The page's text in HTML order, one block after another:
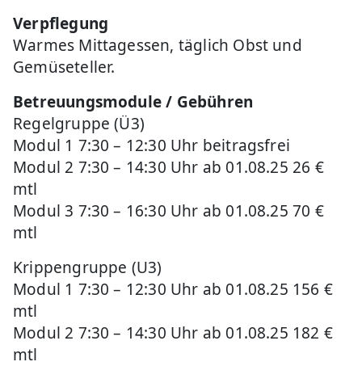
Verpflegung
Warmes Mittagessen, täglich Obst und
Gemüseteller.
Betreuungsmodule / Gebühren
Regelgruppe (Ü3)
Modul 1 7:30 – 12:30 Uhr beitragsfrei
Modul 2 7:30 – 14:30 Uhr ab 01.08.25 26 €
mtl
Modul 3 7:30 – 16:30 Uhr ab 01.08.25 70 €
mtl
Krippengruppe (U3)
Modul 1 7:30 – 12:30 Uhr ab 01.08.25 156 €
mtl
Modul 2 7:30 – 14:30 Uhr ab 01.08.25 182 €
mtl